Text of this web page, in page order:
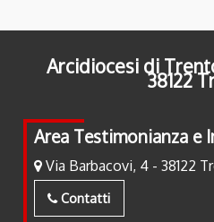
Arcidiocesi di
38122
Area Testimonianza e
Via Barbacovi, 4 - 38122
Contatti